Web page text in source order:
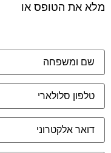
מלא את הטופס או